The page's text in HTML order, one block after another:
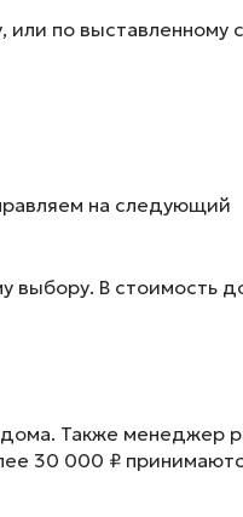
по
на следующий
выбору. В стоимость
Также менеджер
30 000 ₽